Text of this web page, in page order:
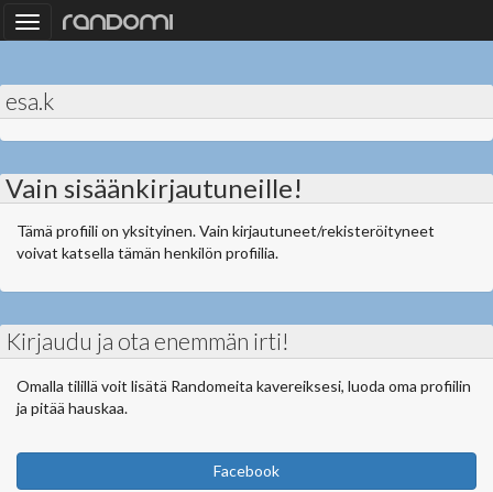
Toggle
navigation
esa.k
Vain sisäänkirjautuneille!
Tämä profiili on yksityinen. Vain kirjautuneet/rekisteröityneet
voivat katsella tämän henkilön profiilia.
Kirjaudu ja ota enemmän irti!
Omalla tilillä voit lisätä Randomeita kavereiksesi, luoda oma profiilin
ja pitää hauskaa.
Facebook